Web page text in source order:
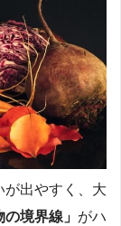
が出やすく、大
境界線」 がハ